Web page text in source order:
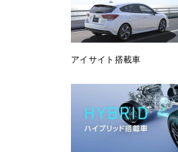
アイサイト搭載車